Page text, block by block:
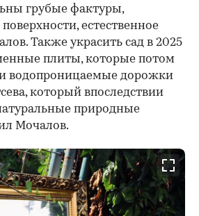
грубые фактуры,
естественное
Также украсить сад в 2025
плиты, которые потом
водопроницаемые дорожки
который впоследствии
природные
Мочалов.